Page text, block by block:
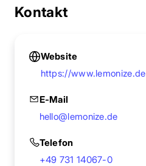
Kontakt
Website
https://www.lemonize.de
E-Mail
hello@lemonize.de
Telefon
+49 731 14067-0